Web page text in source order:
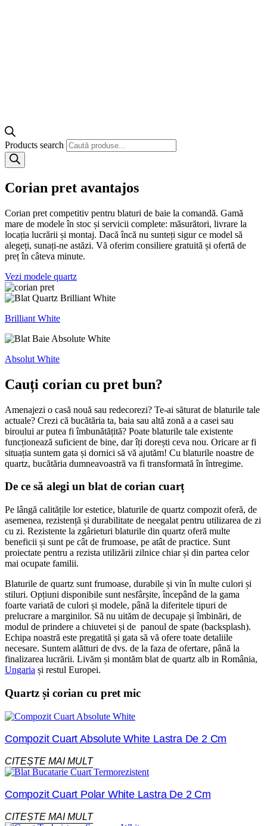
Products search
Corian pret avantajos
Corian pret competitiv pentru blaturi de baie la comandă. Gamă
mare de modele în stoc și servicii complete: măsurători, livrare la
locația lucrării și montaj. Dacă încă nu sunteți sigur ce model să
alegeți, sunați-ne astăzi. Vă oferim consiliere gratuită și ofertă de
preț în câteva minute.
Vezi modele quartz
Brilliant White
Absolut White
Cauți corian cu pret bun?
Amenajezi o casă nouă sau redecorezi? Te-ai săturat de blaturile tale
actuale? Crezi că bucătăria ta, baia sau altă zonă a a casei sau
biroului ar putea fi îmbunătățită? Poate blaturile tale existente
funcționează suficient de bine, dar îți dorești ceva nou. Oricare ar fi
situația suntem gata și dornici să vă ajutăm! Cu blaturile noastre de
quartz, bucătăria dumneavoastră va fi transformată în întregime.
De ce să alegi un blat de corian cuarț
Pe lângă calitățile lor estetice, blaturile de quartz compozit oferă, de
asemenea, rezistență și durabilitate de neegalat pentru utilizarea de zi
cu zi. Rezistente la zgârieturi blaturile din quartz oferă multe
beneficii și sunt pe cât de frumoase, pe atât de practice. Sunt
proiectate pentru a rezista utilizării zilnice chiar și din partea celor
mai ocupate familii.
Blaturile de quartz sunt frumoase, durabile și vin în multe culori și
stiluri. Opțiuni disponibile sunt nesfârșite, începând de la gama
foarte variată de culori și modele, până la diferitele tipuri de
prelucrare a marginilor. Să nu uităm de decupaje și îmbinări, de
modul de prindere a chiuvetei și de panoul de spate (backsplash).
Echipa noastră este pregatită și gata să vă ofere toate detaliile
necesare. Suntem alătturi de dvs. de la faza de ofertare, până la
finalizarea lucrării. Livăm și montăm blat de quartz alb in România,
Ungaria și restul Europei.
Quartz și corian cu pret mic
Compozit Cuart Absolute White Lastra De 2 Cm
CITEȘTE MAI MULT
Compozit Cuart Polar White Lastra De 2 Cm
CITEȘTE MAI MULT